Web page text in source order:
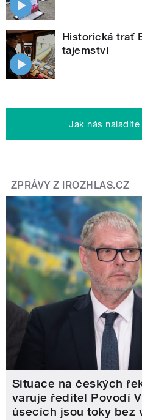
Historická trať
tajemství
Jak nás naladíte
ZPRÁVY Z IROZHLAS.CZ
Situace na českých
varuje ředitel Povodí
úsecích jsou toky bez